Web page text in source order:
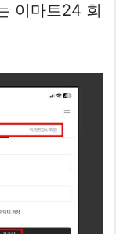
이마트24 회